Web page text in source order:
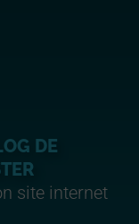
DE
site internet